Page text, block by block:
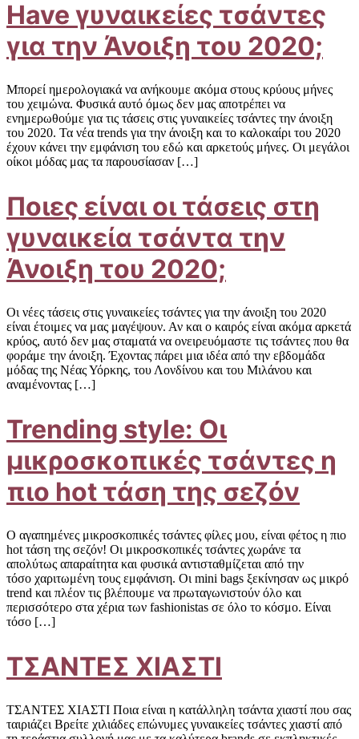
Have γυναικείες τσάντες
για την Άνοιξη του 2020;
Μπορεί ημερολογιακά να ανήκουμε ακόμα στους κρύους μήνες
του χειμώνα. Φυσικά αυτό όμως δεν μας αποτρέπει να
ενημερωθούμε για τις τάσεις στις γυναικείες τσάντες την άνοιξη
του 2020. Τα νέα trends για την άνοιξη και το καλοκαίρι του 2020
έχουν κάνει την εμφάνιση του εδώ και αρκετούς μήνες. Οι μεγάλοι
οίκοι μόδας μας τα παρουσίασαν […]
Ποιες είναι οι τάσεις στη
γυναικεία τσάντα την
Άνοιξη του 2020;
Οι νέες τάσεις στις γυναικείες τσάντες για την άνοιξη του 2020
είναι έτοιμες να μας μαγέψουν. Αν και ο καιρός είναι ακόμα αρκετά
κρύος, αυτό δεν μας σταματά να ονειρευόμαστε τις τσάντες που θα
φοράμε την άνοιξη. Έχοντας πάρει μια ιδέα από την εβδομάδα
μόδας της Νέας Υόρκης, του Λονδίνου και του Μιλάνου και
αναμένοντας […]
Trending style: Οι
μικροσκοπικές τσάντες η
πιο hot τάση της σεζόν
Ο αγαπημένες μικροσκοπικές τσάντες φίλες μου, είναι φέτος η πιο
hot τάση της σεζόν! Οι μικροσκοπικές τσάντες χωράνε τα
απολύτως απαραίτητα και φυσικά αντισταθμίζεται από την
τόσο χαριτωμένη τους εμφάνιση. Οι mini bags ξεκίνησαν ως μικρό
trend και πλέον τις βλέπουμε να πρωταγωνιστούν όλο και
περισσότερο στα χέρια των fashionistas σε όλο το κόσμο. Είναι
τόσο […]
ΤΣΑΝΤΕΣ ΧΙΑΣΤΙ
ΤΣΑΝΤΕΣ ΧΙΑΣΤΙ Ποια είναι η κατάλληλη τσάντα χιαστί που σας
ταιριάζει Βρείτε χιλιάδες επώνυμες γυναικείες τσάντες χιαστί από